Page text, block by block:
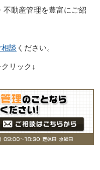
不動産管理を豊富にご紹
相談 ください。
リック↓